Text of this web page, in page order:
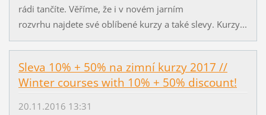
rádi tančíte. Věříme, že i v novém jarním
rozvrhu najdete své oblíbené kurzy a také slevy. Kurzy...
Sleva 10% + 50% na zimní kurzy 2017 //
Winter courses with 10% + 50% discount!
20.11.2016 13:31